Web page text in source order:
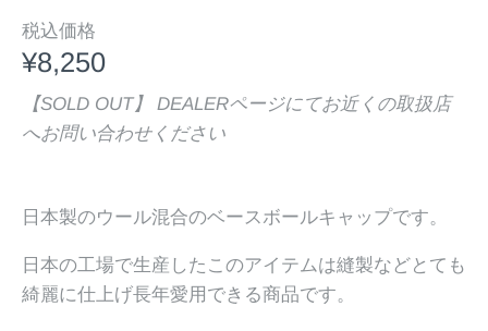
税込価格
¥8,250
【SOLD OUT】 DEALERページにてお近くの取扱店
へお問い合わせください
日本製のウール混合のベースボールキャップです。
日本の工場で生産したこのアイテムは縫製などとても
綺麗に仕上げ長年愛用できる商品です。